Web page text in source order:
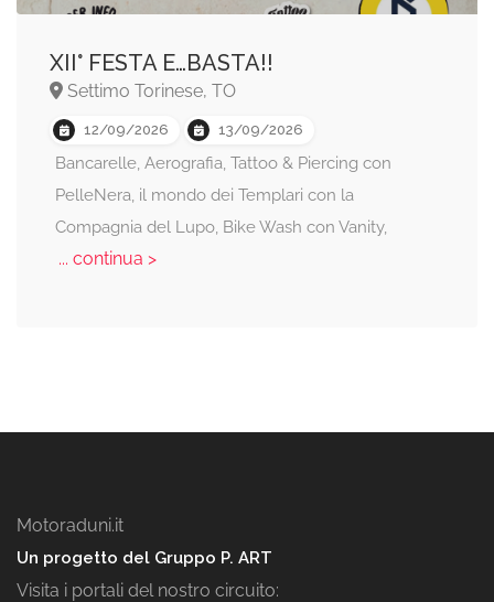
XII° FESTA E…BASTA!!
Settimo Torinese, TO
12/09/2026 13/09/2026
Bancarelle, Aerografia, Tattoo & Piercing con
PelleNera, il mondo dei Templari con la
Compagnia del Lupo, Bike Wash con Vanity,
... continua >
Motoraduni.it
Un progetto del Gruppo P. ART
Visita i portali del nostro circuito: